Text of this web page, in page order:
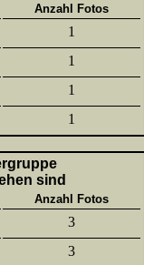
Anzahl Fotos
1
1
1
1
sind
Anzahl Fotos
3
3